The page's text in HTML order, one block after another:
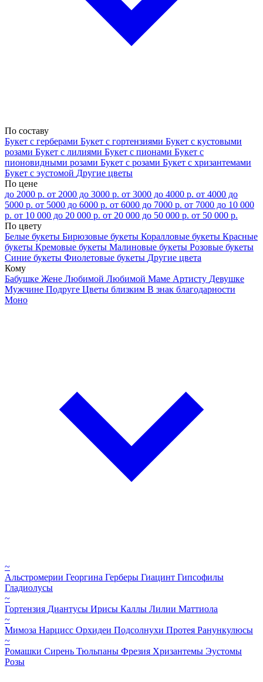
По составу
Букет с герберами Букет с гортензиями Букет с кустовыми
розами Букет с лилиями Букет с пионами Букет с
пионовидными розами Букет с розами Букет с хризантемами
Букет с эустомой Другие цветы
По цене
до 2000 р. от 2000 до 3000 р. от 3000 до 4000 р. от 4000 до
5000 р. от 5000 до 6000 р. от 6000 до 7000 р. от 7000 до 10 000
р. от 10 000 до 20 000 р. от 20 000 до 50 000 р. от 50 000 р.
По цвету
Белые букеты Бирюзовые букеты Коралловые букеты Красные
букеты Кремовые букеты Малиновые букеты Розовые букеты
Синие букеты Фиолетовые букеты Другие цвета
Кому
Бабушке Жене Любимой Любимой Маме Артисту Девушке
Мужчине Подруге Цветы близким В знак благодарности
Моно
~
Альстромерии Георгина Герберы Гиацинт Гипсофилы
Гладиолусы
~
Гортензия Диантусы Ирисы Каллы Лилии Маттиола
~
Мимоза Нарцисс Орхидеи Подсолнухи Протея Ранункулюсы
~
Ромашки Сирень Тюльпаны Фрезия Хризантемы Эустомы
Розы